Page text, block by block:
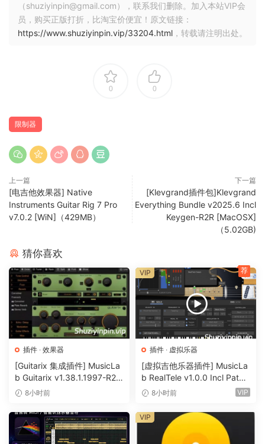
meter.
Minor UI tweaks.
Major DSP improvements, now with a more
（shuziyinpin@gmail.com），联系我们删除。加入本站VIP会
员，购买正版打折，比淘宝价便宜！原文链接：
https://www.shuziyinpin.vip/33204.html ，转载请注明出处。
0 0
限制器
上一篇
[电吉他效果器] Native
Instruments Guitar Rig 7 Pro
v7.0.2 [WiN]（429MB）
下一篇
[Klevgrand插件包]Klevgrand
Everything Bundle v2025.6 Incl
Keygen-R2R [MacOSX]
（5.02GB)
猜你喜欢
插件 · 效果器
[Guitarix 集成插件] MusicLa
b Guitarix v1.38.1.1997-R2R
[WiN]（7.5MB）
8小时前
插件 · 虚拟乐器
[虚拟吉他乐器插件] MusicLa
b RealTele v1.0.0 Incl Patch
ed and Keygen-R2R [WiN]
8小时前 VIP
VIP 荐
VIP